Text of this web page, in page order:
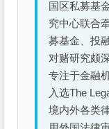
国区私募基
究中心联合
募基金、投
对赌研究颇
专注于金融
入选The
境内外各类